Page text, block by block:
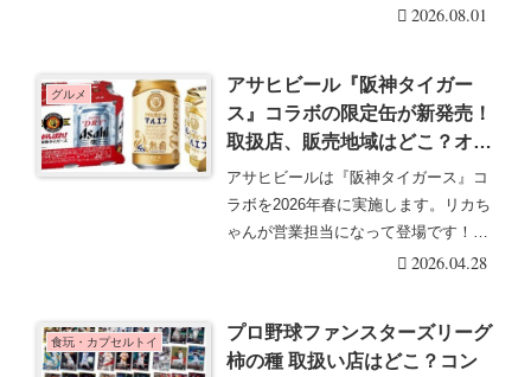
むら『プロ野球』コ・・・続きを読む
2026.08.01
グルメ
アサヒビール『阪神タイガー
ス』コラボの限定缶が新発売！
取扱店、販売地域はどこ？オン
ラインは？店頭でおまけがもら
えるキャンペーンは？口コミま
とめ！
アサヒビールは『阪神タイガース』コ
ラボを2026年春に実施します。リカち
ゃんが営業担当になって登場です！ま
た、店頭キャン・・・続きを読む
2026.04.28
食玩・カプセルトイ
プロ野球ファンスターズリーグ
柿の種 取扱い店はどこ？コン